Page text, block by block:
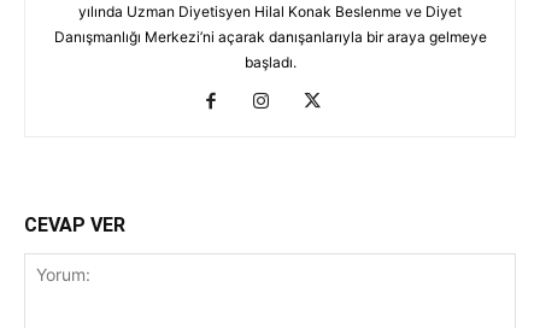
yılında Uzman Diyetisyen Hilal Konak Beslenme ve Diyet
Danışmanlığı Merkezi’ni açarak danışanlarıyla bir araya gelmeye
başladı.
CEVAP VER